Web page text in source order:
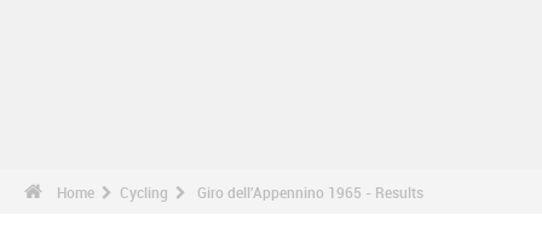
Home Cycling Giro dell'Appennino 1965 - Results